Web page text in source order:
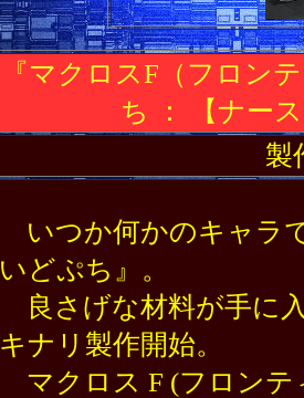
『マクロスF（フロン
ち ： 【ナー
製
いつか何かのキャラ
いどぷち』。
良さげな材料が手に
キナリ製作開始。
マクロス F (フロンテ